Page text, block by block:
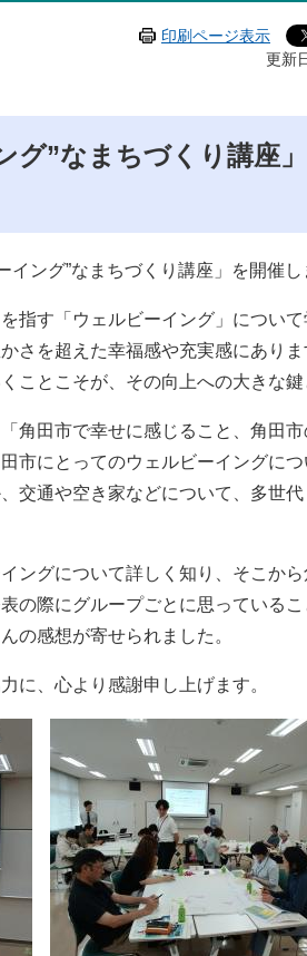
印刷ページ表示
更新
グ”なまちづくり講座
イング”なまちづくり講座」を開催
指す「ウェルビーイング」について
さを超えた幸福感や充実感にあり
ことこそが、その向上への大きな鍵
角田市で幸せに感じること、角田
市にとってのウェルビーイングにつ
交通や空き家などについて、多世
ングについて詳しく知り、そこから
の際にグループごとに思っているこ
の感想が寄せられました。
に、心より感謝申し上げます。